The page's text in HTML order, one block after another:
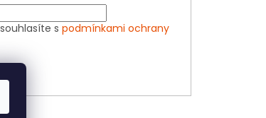
spodmínkami ochrany